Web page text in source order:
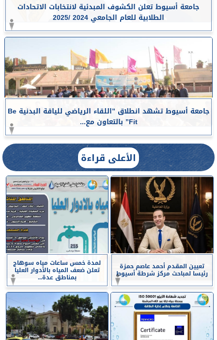
جامعة أسيوط تعلن الكشوف المبدئية لانتخابات الاتحادات
الطلابية للعام الجامعي 2024 /2025
جامعة أسيوط تشهد انطلاق ”اللقاء الرياضي للياقة البدنية Be
Fit” بالتعاون مع...
الأعلى قراءة
تعيين المقدم أحمد عاصم حمزة
رئيسا لمباحث مركز شرطة أسيوط
لمدة خمس ساعات مياه سوهاج
تعلن ضعف المياه بالأدوار العليا
بمناطق عدة...